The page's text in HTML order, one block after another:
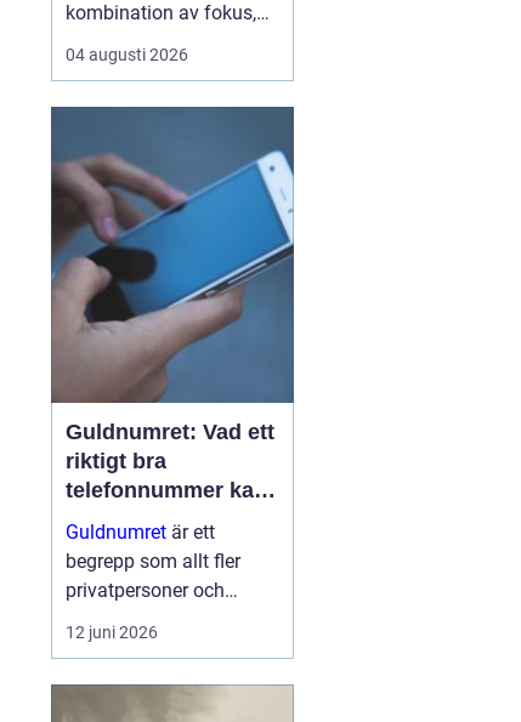
kombination av fokus,
återhämtning och
gemensamma
och kreativitet. Regionen
lockar med storslagen
natur, tydliga årstider o...
04 augusti 2026
Guldnumret: Vad ett
riktigt bra
telefonnummer kan
göra för dig
Guldnumret är ett
begrepp som allt fler
privatpersoner och
företag får upp ögonen
för när de vill sticka ut,
12 juni 2026